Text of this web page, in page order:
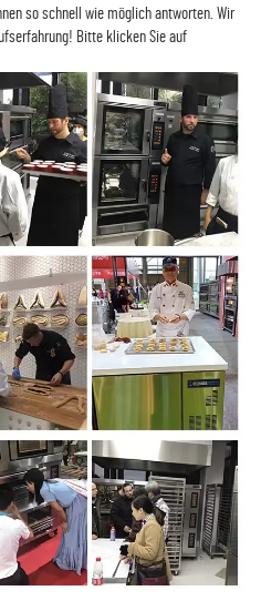
so schnell wie möglich antworten. Wir
Bitte klicken Sie auf